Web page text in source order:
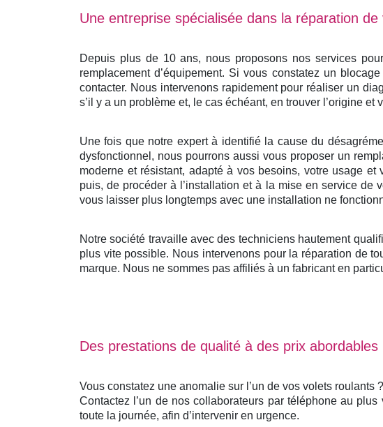
Une entreprise spécialisée dans la réparation
Depuis plus de 10 ans, nous proposons nos services
remplacement d’équipement. Si vous constatez un
contacter. Nous intervenons rapidement pour réaliser un
s’il y a un problème et, le cas échéant, en trouver l’origine
Une fois que notre expert à identifié la cause du
dysfonctionnel, nous pourrons aussi vous proposer un
moderne et résistant, adapté à vos besoins, votre usage
puis, de procéder à l’installation et à la mise en service
vous laisser plus longtemps avec une installation ne
Notre société travaille avec des techniciens hautement
plus vite possible. Nous intervenons pour la réparation de
marque. Nous ne sommes pas affiliés à un fabricant en
Des prestations de qualité à des prix abordables
Vous constatez une anomalie sur l’un de vos volets roulants
Contactez l’un de nos collaborateurs par téléphone au
toute la journée, afin d’intervenir en urgence.